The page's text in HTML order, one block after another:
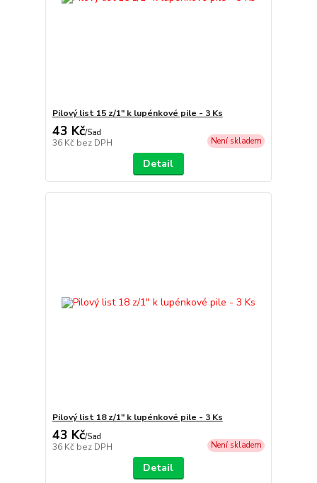
Pilový list 15 z/1" k lupénkové pile - 3 Ks
43 Kč/Sad
36 Kč bez DPH Není skladem
Detail
Pilový list 18 z/1" k lupénkové pile - 3 Ks
43 Kč/Sad
36 Kč bez DPH Není skladem
Detail